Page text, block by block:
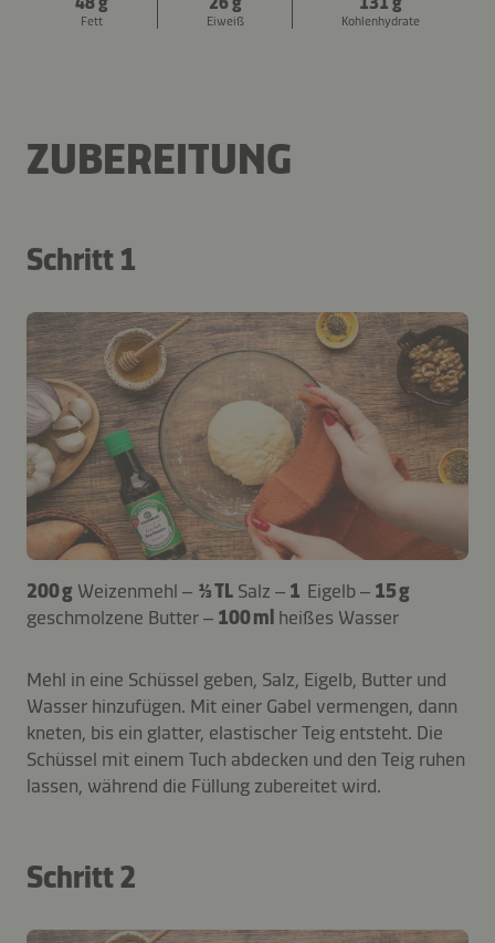
Fett Eiweiß Kohlenhydrate
ZUBEREITUNG
Schritt 1
200 g Weizenmehl – ⅓ TL Salz – 1 Eigelb – 15 g
geschmolzene Butter – 100 ml heißes Wasser
Mehl in eine Schüssel geben, Salz, Eigelb, Butter und
Wasser hinzufügen. Mit einer Gabel vermengen, dann
kneten, bis ein glatter, elastischer Teig entsteht. Die
Schüssel mit einem Tuch abdecken und den Teig ruhen
lassen, während die Füllung zubereitet wird.
Schritt 2